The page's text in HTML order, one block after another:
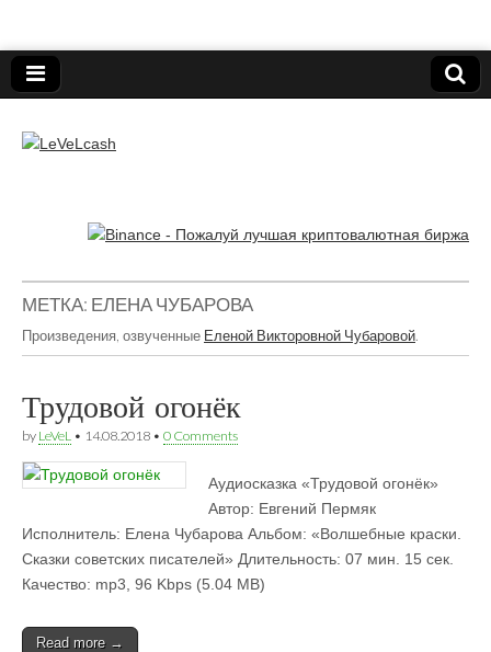
LeVeLcash
МЕТКА: ЕЛЕНА ЧУБАРОВА
Произведения, озвученные Еленой Викторовной Чубаровой.
Трудовой огонёк
by LeVeL • 14.08.2018 • 0 Comments
Аудиосказка «Трудовой огонёк» 
Автор: Евгений Пермяк
Исполнитель: Елена Чубарова Альбом: «Волшебные краски.
Сказки советских писателей» Длительность: 07 мин. 15 сек.
Качество: mp3, 96 Kbps (5.04 MB)
Read more →